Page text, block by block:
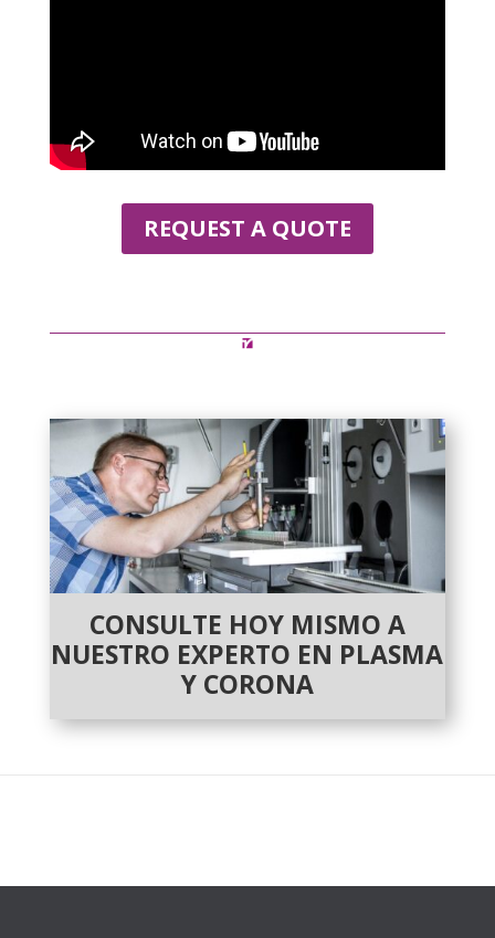
REQUEST A QUOTE
CONSULTE HOY MISMO A
NUESTRO EXPERTO EN PLASMA
Y CORONA